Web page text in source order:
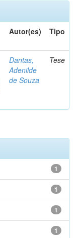
Autor(es) Tipo
Dantas,
Adenilde
de Souza
Tese
1
1
1
1